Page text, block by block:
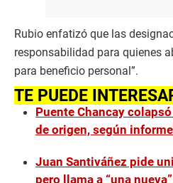
Rubio enfatizó que las
responsabilidad para quienes
para beneficio personal”.
TE PUEDE
Puente Chancay
de origen, según
Juan Santiváñez pide
pero llama a “una